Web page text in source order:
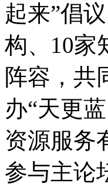
起来”倡
构、10家
阵容，共
办“天更
资源服务
参与主论